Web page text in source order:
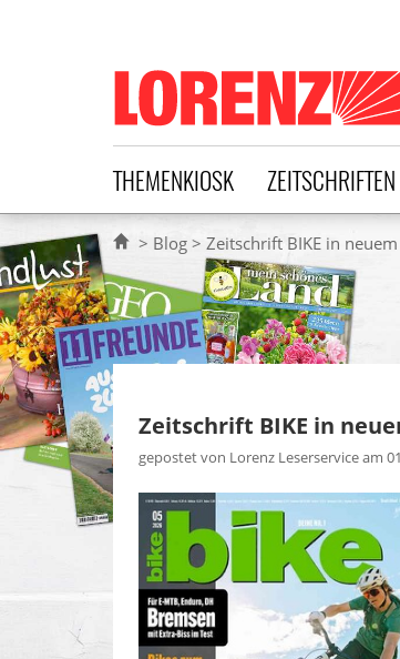
Lorenz
THEMENKIOSK
Blog Zeitschrift BIKE in
Zeitschrift BIKE in
gepostet von Lorenz Leserservice am